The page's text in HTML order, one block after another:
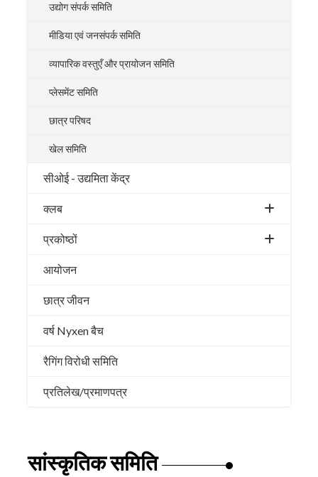
उद्योग संपर्क समिति
मीडिया एवं जनसंपर्क समिति
व्यापारिक वस्तुएँ और प्रायोजन समिति
प्लेसमेंट समिति
छात्र परिषद
खेल समिति
सीओई - उद्यमिता केंद्र
क्लब
प्रकोष्ठों
आयोजन
छात्र जीवन
वर्ष Nyxen बैच
रैगिंग विरोधी समिति
प्रतिलेख/प्रमाणपत्र
सांस्कृतिक समिति